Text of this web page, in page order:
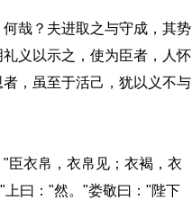
哉？夫进取之与守成，其势
义以示之，使为臣者，人怀
，虽至于活己，犹以义不与
衣帛，衣帛见；衣褐，衣
曰："然。"娄敬曰："陛下